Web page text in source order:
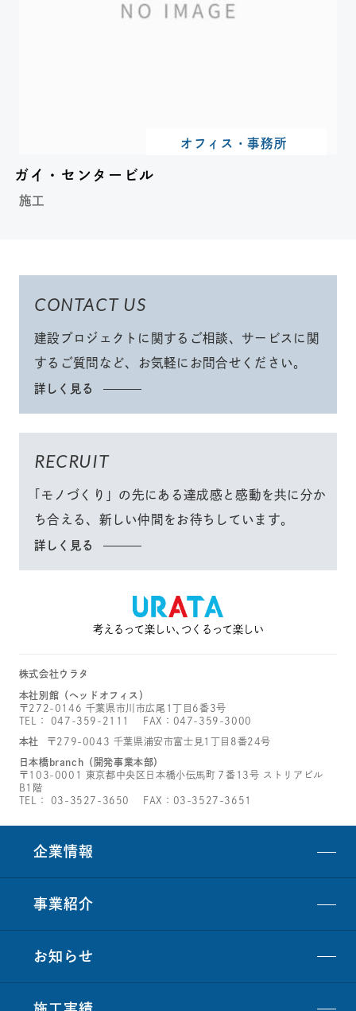
オフィス・事務所
ガイ・センタービル
施工
CONTACT US
建設プロジェクトに関するご相談、サービスに関
するご質問など、
お気軽にお問合せください。
詳しく見る
RECRUIT
「モノづくり」 の先にある達成感と感動を共に分か
ち合える、 新しい仲間をお待ちしています。
詳しく見る
考えるって楽しい､つくるって楽しい
株式会社ウラタ
本社別館（ヘッドオフィス）
〒272-0146 千葉県市川市広尾1丁目6番3号
TEL： 047-359-2111 FAX：047-359-3000
本社 〒279-0043 千葉県浦安市富士見1丁目8番24号
日本橋branch（開発事業本部）
〒103-0001 東京都中央区日本橋小伝馬町７番13号 ストリアビル
B1階
TEL： 03-3527-3650 FAX：03-3527-3651
企業情報
事業紹介
お知らせ